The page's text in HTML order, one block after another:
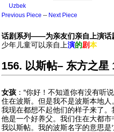
Uzbek
Previous Piece -- Next Piece
话剧系列——为亲友们亲自上演话
少年儿童可以亲自上演的剧本
156. 以斯帖– 东方之星
女孩 ：“你好！不知道你有没有听
住在波斯。但是我不是波斯本地人
我现在都想不起他们的样子来了。
他是一个好养父。我们住在大都
我以斯帖。我的波斯名字的意思是‘